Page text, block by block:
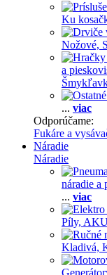
Ku
Nožové,
a
... viac
Odporúčame:
Fukáre a
Náradie
Náradie
náradie a
... viac
Píly,
Kladivá,